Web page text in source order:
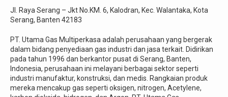
Jl. Raya Serang – Jkt No.KM. 6, Kalodran, Kec. Walantaka, Kota
Serang, Banten 42183
PT. Utama Gas Multiperkasa adalah perusahaan yang bergerak
dalam bidang penyediaan gas industri dan jasa terkait. Didirikan
pada tahun 1996 dan berkantor pusat di Serang, Banten,
Indonesia, perusahaan ini melayani berbagai sektor seperti
industri manufaktur, konstruksi, dan medis. Rangkaian produk
mereka mencakup gas seperti oksigen, nitrogen, Acetylene,